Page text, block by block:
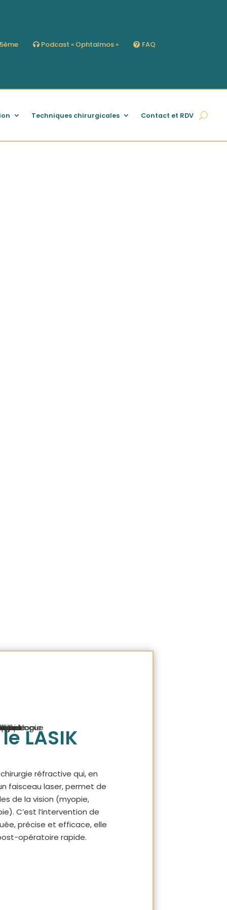
Podcast « Ophtalmos » FAQ
Techniques chirurgicales Contact et RDV
LASIK
réfractive qui, en
faisceau laser, permet de
de la vision (myopie,
C’est l’intervention de
précise et efficace, elle
opératoire rapide.